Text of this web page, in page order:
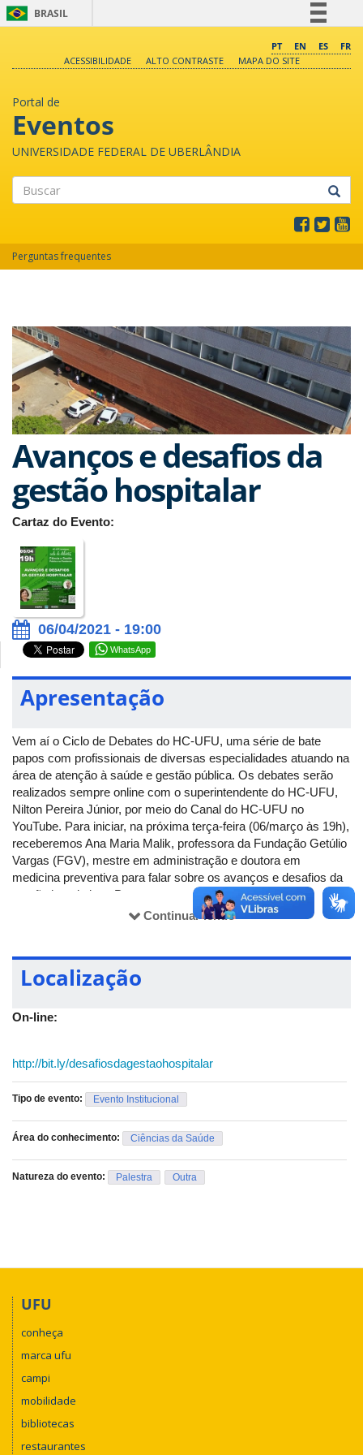
BRASIL
Comunica BR
PT EN ES
FR
ACESSIBILIDADE
ALTO CONTRASTE MAPA DO SITE
Portal de
Eventos
UNIVERSIDADE FEDERAL DE UBERLÂNDIA
Perguntas frequentes
Avanços e desafios da
gestão hospitalar
Cartaz do Evento:
06/04/2021 - 19:00
WhatsApp
Apresentação
Vem aí o Ciclo de Debates do HC-UFU, uma série de bate
papos com profissionais de diversas especialidades atuando na
área de atenção à saúde e gestão pública. Os debates serão
realizados sempre online com o superintendente do HC-UFU,
Nilton Pereira Júnior, por meio do Canal do HC-UFU no
YouTube. Para iniciar, na próxima terça-feira (06/março às 19h),
receberemos Ana Maria Malik, professora da Fundação Getúlio
Vargas (FGV), mestre em administração e doutora em
medicina preventiva para falar sobre os avanços e desafios da
gestão hospitalar. Programe-se:
http://bit.ly/desafiosdagestaohospitalar
Continuar lendo
Localização
On-line:
http://bit.ly/desafiosdagestaohospitalar
Tipo de evento: Evento Institucional
Área do conhecimento: Ciências da Saúde
Natureza do evento: Palestra Outra
UFU
conheça
marca ufu
campi
mobilidade
bibliotecas
restaurantes